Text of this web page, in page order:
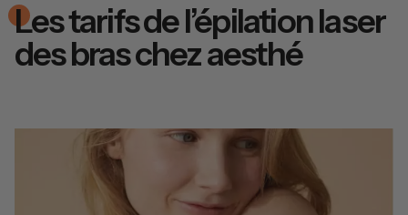
Les tarifs de l’épilation laser
des bras chez aesthé